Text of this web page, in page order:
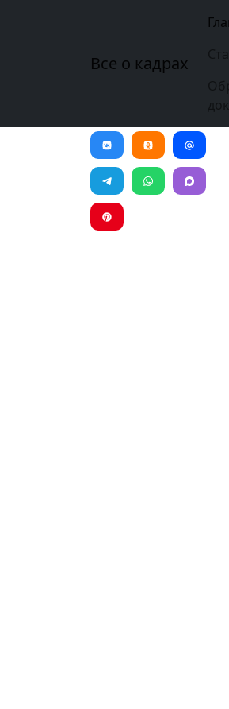
Все о кадрах